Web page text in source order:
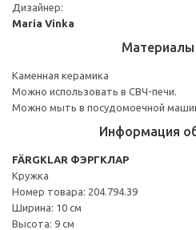
Дизайнер:
Maria Vinka
Материалы
Каменная керамика
Можно использовать в СВЧ-печи.
Можно мыть в посудомоечной
Информация
FÄRGKLAR ФЭРГКЛАР
Кружка
Номер товара: 204.794.39
Ширина: 10 см
Высота: 9 см